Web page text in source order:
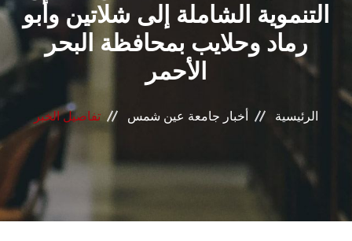
البحث العلمي
الرعاية الصحية
المراكز والوحدات
الأنظمة الذكية
الإعلام
التنموية الشاملة إلى شلاتين وأبو
رماد وحلايب بمحافظة البحر
الأحمر
الرئيسية أخبار جامعة عين شمس تفاصيل الخبر